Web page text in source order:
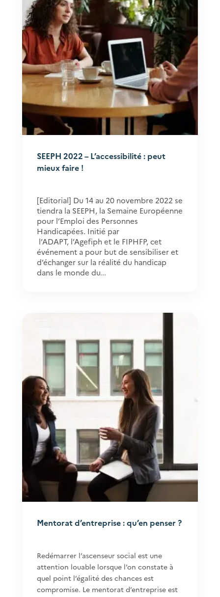
SEEPH 2022 – L’accessibilité : peut
mieux faire !
[Editorial] Du 14 au 20 novembre 2022 se
tiendra la SEEPH, la Semaine Européenne
pour l’Emploi des Personnes
Handicapées. Initié par
l’ADAPT, l’Agefiph et le FIPHFP, cet
événement a pour but de sensibiliser et
d’échanger sur la réalité du handicap
dans le monde du...
Mentorat d’entreprise : qu’en penser ?
Redémarrer l’ascenseur social est une
attention louable lorsque l’on constate à
quel point l’égalité des chances est
compromise. Le mentorat d’entreprise est